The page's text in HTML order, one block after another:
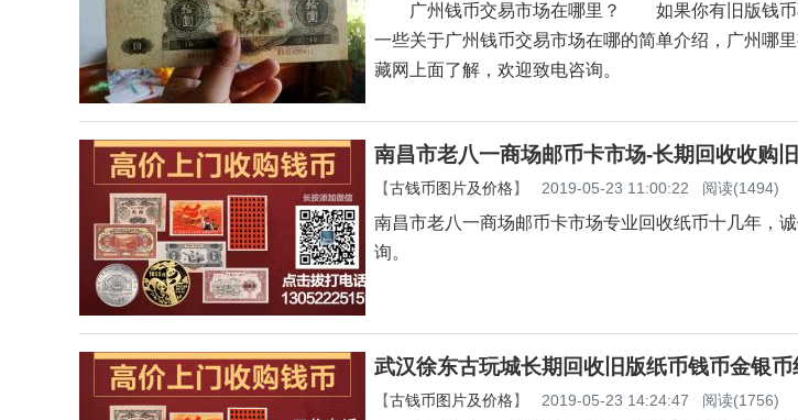
广州钱币交易市场在哪里？ 如果你有旧版钱
一些关于广州钱币交易市场在哪的简单介绍，广州哪
藏网上面了解，欢迎致电咨询。
南昌市老八一商场邮币卡市场-长期回收收购
【古钱币图片及价格】 2019-05-23 11:00:22 阅读(1494)
南昌市老八一商场邮币卡市场专业回收纸币十几年，
询。
武汉徐东古玩城长期回收旧版纸币钱币金银
【古钱币图片及价格】 2019-05-23 14:24:47 阅读(1756)